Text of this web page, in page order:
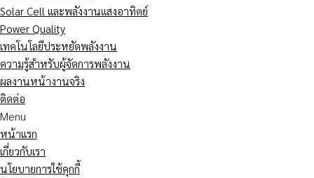
Solar Cell และพลังงานแสงอาทิตย์
Power Quality
เทคโนโลยีประหยัดพลังงาน
ความรู้สำหรับผู้จัดการพลังงาน
ผลงานหน้างานจริง
ติดต่อ
Menu
หน้าแรก
เกี่ยวกับเรา
นโยบายการใช้คุกกี้